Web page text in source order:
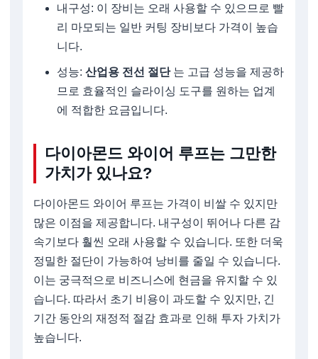
내구성: 이 장비는 오래 사용할 수 있으므로 빨
리 마모되는 일반 커팅 장비보다 가격이 높습
니다.
성능: 산업용 전선 절단는 고급 성능을 제공하
므로 효율적인 슬라이싱 도구를 원하는 업계
에 적합한 요금입니다.
다이아몬드 와이어 루프는 그만한
가치가 있나요?
다이아몬드 와이어 루프는 가격이 비쌀 수 있지만
많은 이점을 제공합니다. 내구성이 뛰어나 다른 감
속기보다 훨씬 오래 사용할 수 있습니다. 또한 더욱
정밀한 절단이 가능하여 낭비를 줄일 수 있습니다.
이는 궁극적으로 비즈니스에 현금을 유지할 수 있
습니다. 따라서 초기 비용이 과도할 수 있지만, 긴
기간 동안의 재정적 절감 효과로 인해 투자 가치가
높습니다.